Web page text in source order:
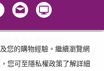
統一編號69597074│客服專線
600
您的購物經驗。繼續瀏覽網
您可至隱私權政策了解詳細